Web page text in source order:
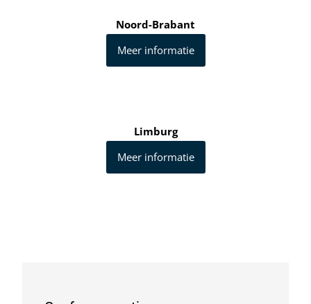
Noord-Brabant
Meer informatie
Limburg
Meer informatie